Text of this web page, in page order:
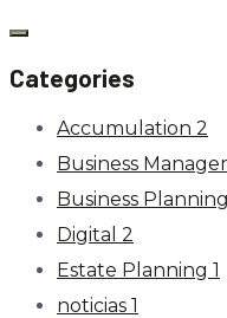
Categories
Accumulation 2
Business
Business Planning
Digital 2
Estate Planning 1
noticias 1